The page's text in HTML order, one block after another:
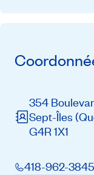
354
Sept-Îles
G4R 1X1
418-962-3845